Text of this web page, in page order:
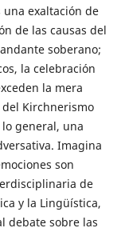
exaltación de
de las causas del
soberano;
la celebración
la mera
Kirchnerismo
general, una
Imagina
son
de
y la Lingüística,
debate sobre las